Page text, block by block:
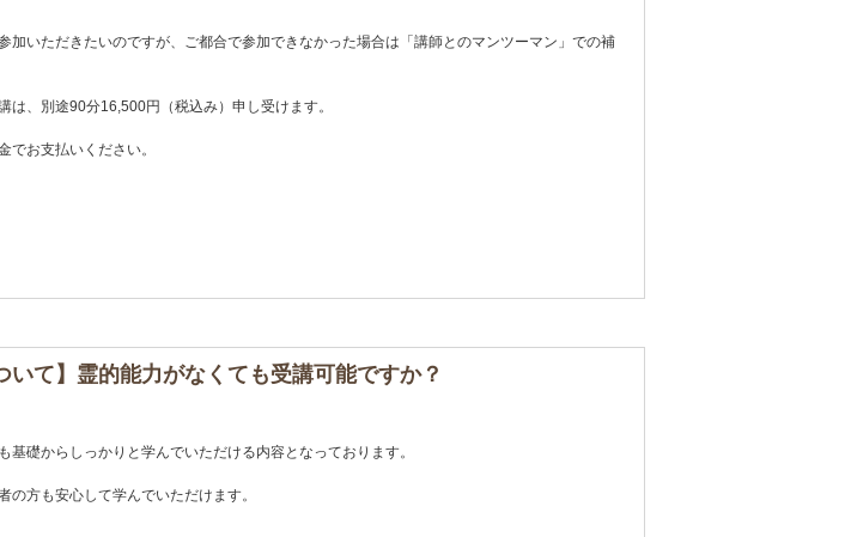
加いただきたいのですが、ご都合で参加できなかった場合は「講師とのマンツーマン」での補
は、別途90分16,500円（税込み）申し受けます。
でお支払いください。
いて】霊的能力がなくても受講可能ですか？
基礎からしっかりと学んでいただける内容となっております。
の方も安心して学んでいただけます。